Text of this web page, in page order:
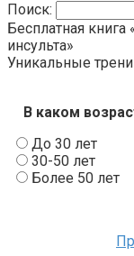
Поиск:
Бесплатная
инсульта»
Уникальные
В каком
До 30 лет
30-50 лет
Более 50 лет